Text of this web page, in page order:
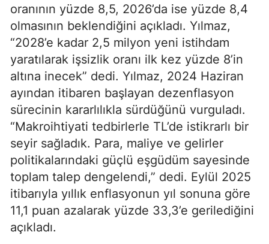
oranının yüzde 8,5, 2026’da ise yüzde 8,4
olmasının beklendiğini açıkladı. Yılmaz,
“2028’e kadar 2,5 milyon yeni istihdam
yaratılarak işsizlik oranı ilk kez yüzde 8’in
altına inecek” dedi. Yılmaz, 2024 Haziran
ayından itibaren başlayan dezenflasyon
sürecinin kararlılıkla sürdüğünü vurguladı.
“Makroihtiyati tedbirlerle TL’de istikrarlı bir
seyir sağladık. Para, maliye ve gelirler
politikalarındaki güçlü eşgüdüm sayesinde
toplam talep dengelendi,” dedi. Eylül 2025
itibarıyla yıllık enflasyonun yıl sonuna göre
11,1 puan azalarak yüzde 33,3’e gerilediğini
açıkladı.